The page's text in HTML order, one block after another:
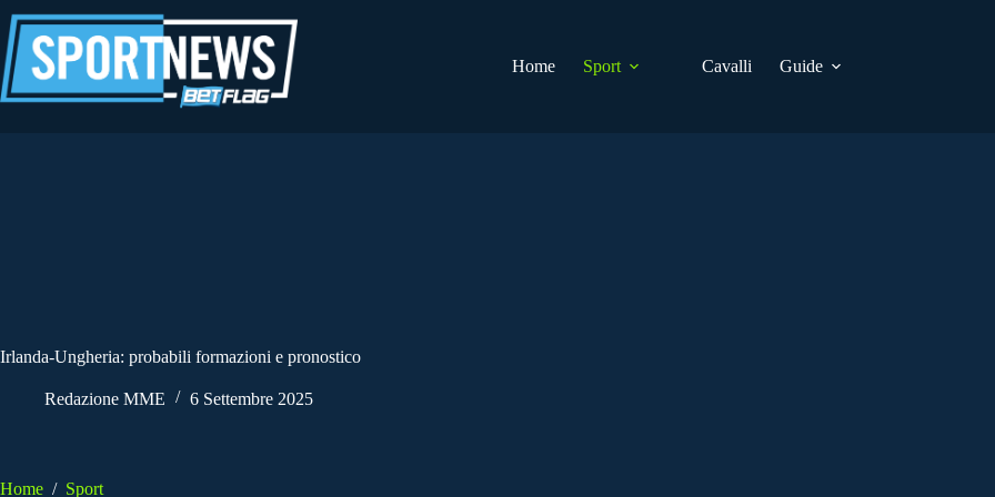
al
contenuto
Home
Sport Cavalli Guide
Irlanda-Ungheria: probabili formazioni e pronostico
Redazione MME 6 Settembre 2025
Home / Sport